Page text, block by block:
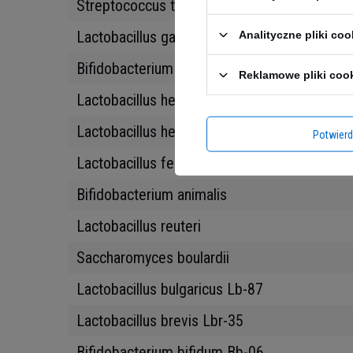
Streptococcus thermophilus St-21
Lactobacillus gasseri Lg-36
Bifidobacterium infantis
Lactobacillus helveticus Rosell-52
Lactobacillus helveticus
Lactobacillus fermentum
Bifidobacterium animalis
Lactobacillus reuteri
Saccharomyces boulardii
Lactobacillus bulgaricus Lb-87
Lactobacillus brevis Lbr-35
Analityczne pliki
Reklamowe pliki